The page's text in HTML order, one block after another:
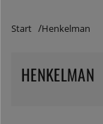
Start Henkelman
HENKELMAN